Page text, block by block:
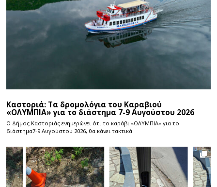
Καστοριά: Τα δρομολόγια του Καραβιού
«ΟΛΥΜΠΙΑ» για το διάστημα 7-9 Αυγούστου 2026
Ο Δήμος Καστοριάς ενημερώνει ότι το καράβι «ΟΛΥΜΠΙΑ» για το
διάστημα7-9 Αυγούστου 2026, θα κάνει τακτικά